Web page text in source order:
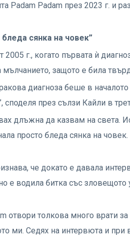
Padam Padam през 2023 г. и
бледа сянка на човек”
2005 г., когато първата ѝ
мълчанието, защото е била
диагноза беше в
споделя през сълзи Кайли в
длъжна да казвам на света.
просто бледа сянка на
че докато е давала
е водила битка със
отвори толкова много врати
ми. Седях на интервюта и при